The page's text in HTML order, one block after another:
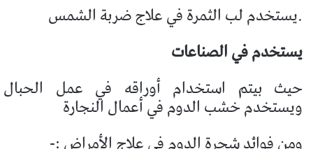
.يستخدم لب الثمرة في علاج ضربة الشمس
يستخدم في الصناعات
حيث بيتم استخدام أوراقه في عمل الحبال
ويستخدم خشب الدوم في أعمال النجارة